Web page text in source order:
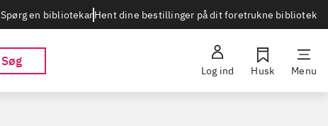
Spørg en bibliotekarHent dine bestillinger på dit foretrukne bibliotek
Søg
Log ind Husk Menu